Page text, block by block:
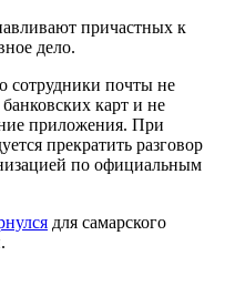
знак "За вклад в
жителям
и проезды
тренировок 8
причастных к
дело.
сотрудники почты не
карт и не
приложения. При
прекратить разговор
по официальным
для самарского